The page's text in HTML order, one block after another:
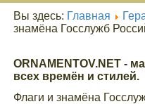
Вы здесь: Главная
знамёна Госслужб
ORNAMENTOV.NET -
всех времён и стилей.
Флаги и знамёна